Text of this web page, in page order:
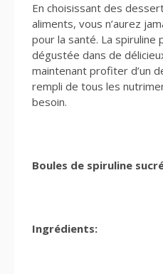
En choisissant des
aliments, vous n’aurez
pour la santé. La
dégustée dans de
maintenant profiter d’un
rempli de tous les
besoin.
Boules de spiruline
Ingrédients: